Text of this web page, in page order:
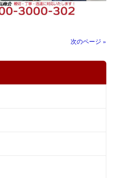
次のページ »